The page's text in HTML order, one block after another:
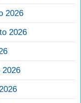
2026
2026
2026